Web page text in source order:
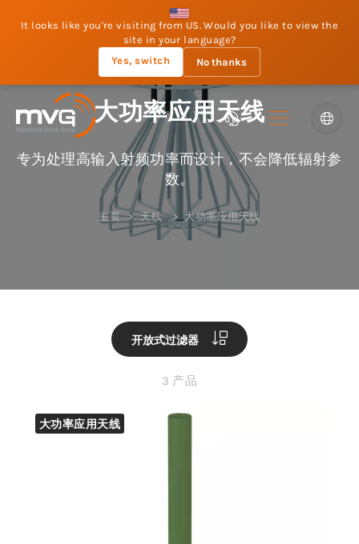
It looks like you're visiting from US. Would you like to view the
site in your language?
Yes, switch
No thanks
大功率应用天线
专为处理高输入射频功率而设计，不会降低辐射参
数。
主页 天线 大功率应用天线
开放式过滤器
3 产品
大功率应用天线